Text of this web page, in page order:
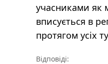
учасниками як
вписується в
протягом усіх
Відповіді: